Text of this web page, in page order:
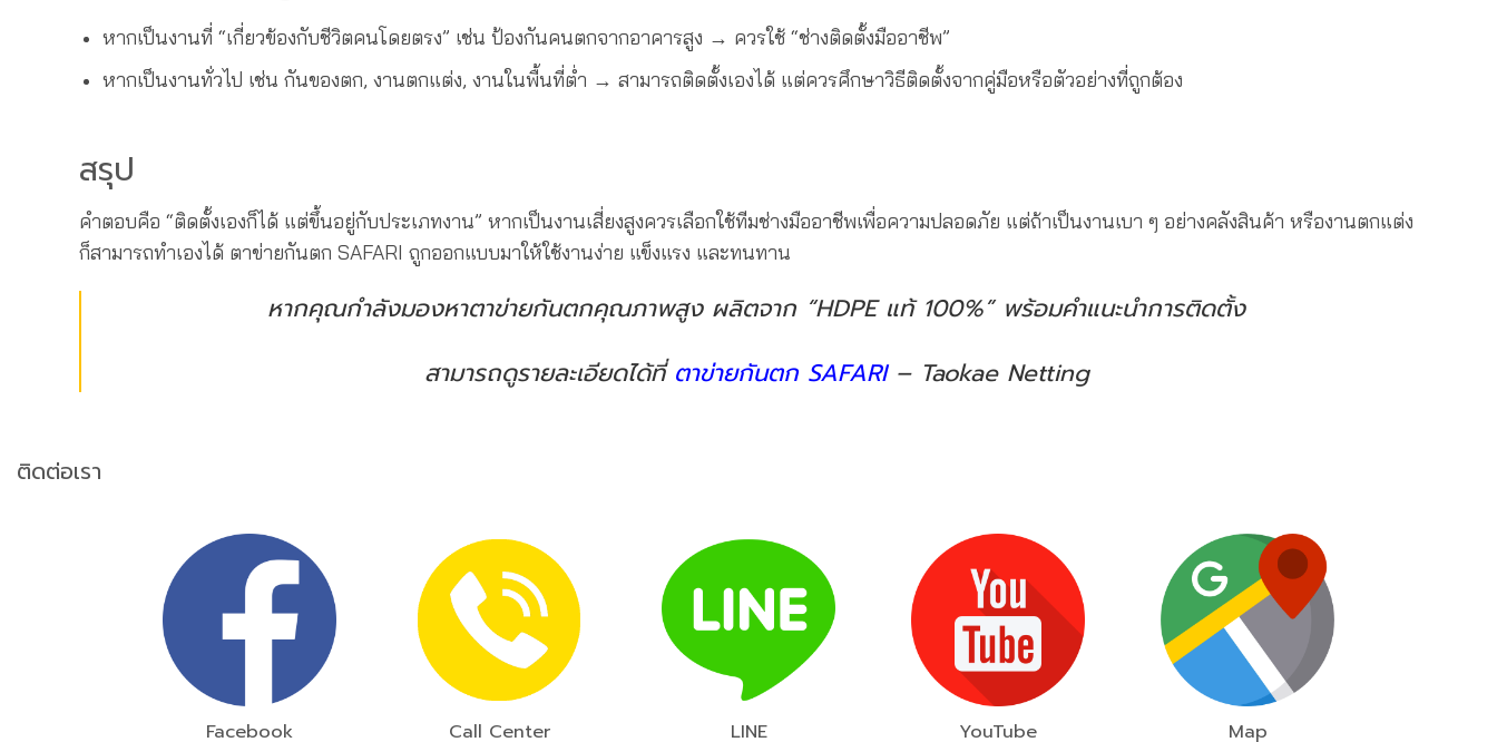
หากเป็นงานที่ “เกี่ยวข้องกับชีวิตคนโดยตรง” เช่น ป้องกันคนตกจากอาคารสูง → ควรใช้ “ช่างติดตั้งมืออาชีพ”
หากเป็นงานทั่วไป เช่น กันของตก, งานตกแต่ง, งานในพื้นที่ต่ำ → สามารถติดตั้งเองได้ แต่ควรศึกษาวิธีติดตั้งจากคู่มือหรือตัวอย่างที่ถูกต้อง
สรุป
คำตอบคือ “ติดตั้งเองก็ได้ แต่ขึ้นอยู่กับประเภทงาน” หากเป็นงานเสี่ยงสูงควรเลือกใช้ทีมช่างมืออาชีพเพื่อความปลอดภัย แต่ถ้าเป็นงานเบา ๆ อย่างคลังสินค้า หรืองานตกแต่ง
ก็สามารถทำเองได้ ตาข่ายกันตก SAFARI ถูกออกแบบมาให้ใช้งานง่าย แข็งแรง และทนทาน
หากคุณกำลังมองหาตาข่ายกันตกคุณภาพสูง ผลิตจาก “HDPE แท้ 100%” พร้อมคำแนะนำการติดตั้ง
สามารถดูรายละเอียดได้ที่ตาข่ายกันตก SAFARI– Taokae Netting
ติดต่อเรา
Facebook Call Center LINE YouTube Map